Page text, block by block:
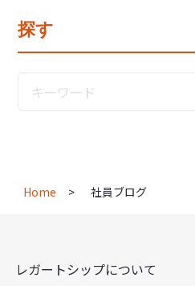
探す
Home 社員ブログ
レガートシップについて